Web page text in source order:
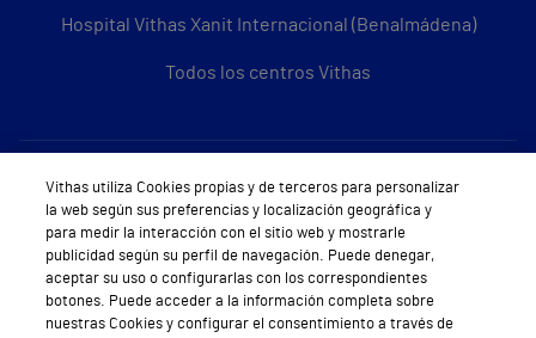
Hospital Vithas Xanit Internacional (Benalmádena)
Todos los centros Vithas
Sobre Vithas
Quiénes somos
Trabajar en Vithas
Teléfono Cita Médica
Vithas utiliza Cookies propias y de terceros para personalizar
la web según sus preferencias y localización geográfica y
para medir la interacción con el sitio web y mostrarle
publicidad según su perfil de navegación. Puede denegar,
aceptar su uso o configurarlas con los correspondientes
botones. Puede acceder a la información completa sobre
nuestras Cookies y configurar el consentimiento a través de